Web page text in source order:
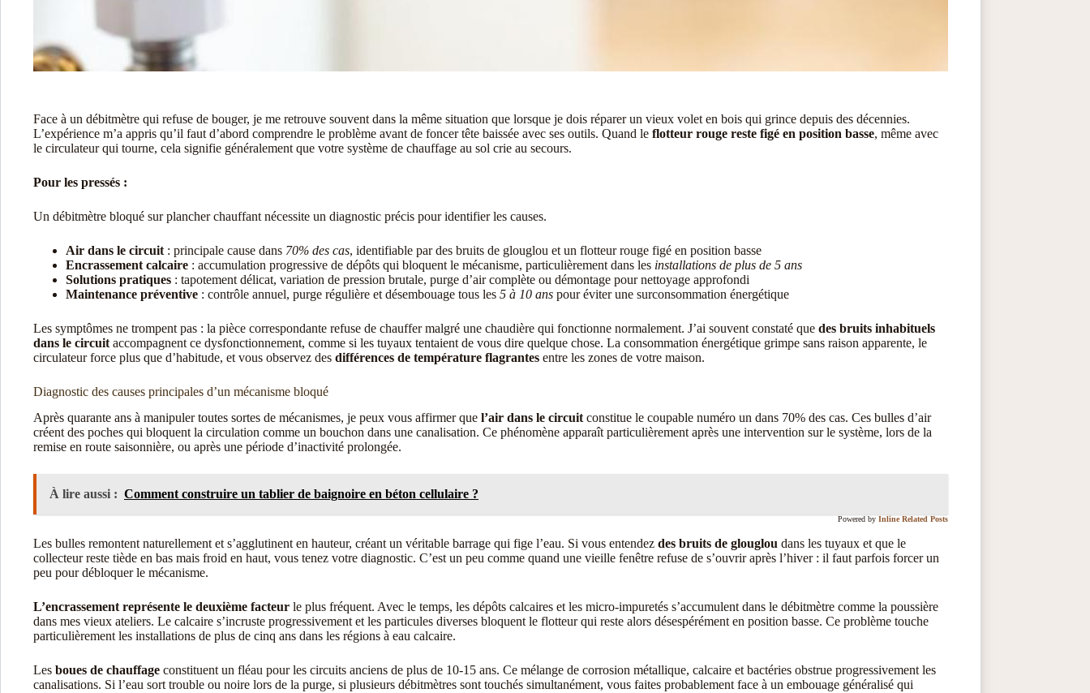
Face à un débitmètre qui refuse de bouger, je me retrouve souvent dans la même situation que lorsque je dois réparer un vieux volet en bois qui grince depuis des décennies.
L’expérience m’a appris qu’il faut d’abord comprendre le problème avant de foncer tête baissée avec ses outils. Quand le flotteur rouge reste figé en position basse, même avec
le circulateur qui tourne, cela signifie généralement que votre système de chauffage au sol crie au secours.
Pour les pressés :
Un débitmètre bloqué sur plancher chauffant nécessite un diagnostic précis pour identifier les causes.
Air dans le circuit : principale cause dans 70% des cas, identifiable par des bruits de glouglou et un flotteur rouge figé en position basse
Encrassement calcaire : accumulation progressive de dépôts qui bloquent le mécanisme, particulièrement dans les installations de plus de 5 ans
Solutions pratiques : tapotement délicat, variation de pression brutale, purge d’air complète ou démontage pour nettoyage approfondi
Maintenance préventive : contrôle annuel, purge régulière et désembouage tous les 5 à 10 ans pour éviter une surconsommation énergétique
Les symptômes ne trompent pas : la pièce correspondante refuse de chauffer malgré une chaudière qui fonctionne normalement. J’ai souvent constaté que des bruits inhabituels
dans le circuit accompagnent ce dysfonctionnement, comme si les tuyaux tentaient de vous dire quelque chose. La consommation énergétique grimpe sans raison apparente, le
circulateur force plus que d’habitude, et vous observez des différences de température flagrantes entre les zones de votre maison.
Diagnostic des causes principales d’un mécanisme bloqué
Après quarante ans à manipuler toutes sortes de mécanismes, je peux vous affirmer que l’air dans le circuit constitue le coupable numéro un dans 70% des cas. Ces bulles d’air
créent des poches qui bloquent la circulation comme un bouchon dans une canalisation. Ce phénomène apparaît particulièrement après une intervention sur le système, lors de la
remise en route saisonnière, ou après une période d’inactivité prolongée.
À lire aussi : Comment construire un tablier de baignoire en béton cellulaire ?
Powered by Inline Related Posts
Les bulles remontent naturellement et s’agglutinent en hauteur, créant un véritable barrage qui fige l’eau. Si vous entendez des bruits de glouglou dans les tuyaux et que le
collecteur reste tiède en bas mais froid en haut, vous tenez votre diagnostic. C’est un peu comme quand une vieille fenêtre refuse de s’ouvrir après l’hiver : il faut parfois forcer un
peu pour débloquer le mécanisme.
L’encrassement représente le deuxième facteur le plus fréquent. Avec le temps, les dépôts calcaires et les micro-impuretés s’accumulent dans le débitmètre comme la poussière
dans mes vieux ateliers. Le calcaire s’incruste progressivement et les particules diverses bloquent le flotteur qui reste alors désespérément en position basse. Ce problème touche
particulièrement les installations de plus de cinq ans dans les régions à eau calcaire.
Les boues de chauffage constituent un fléau pour les circuits anciens de plus de 10-15 ans. Ce mélange de corrosion métallique, calcaire et bactéries obstrue progressivement les
canalisations. Si l’eau sort trouble ou noire lors de la purge, si plusieurs débitmètres sont touchés simultanément, vous faites probablement face à un embouage généralisé qui